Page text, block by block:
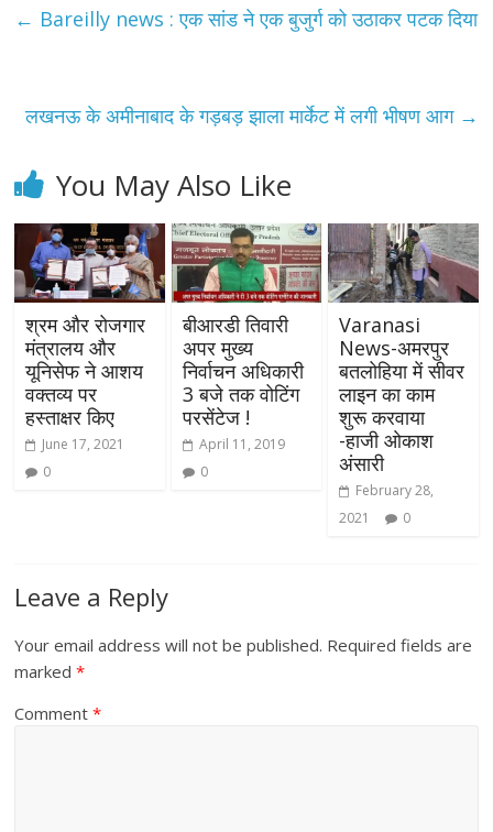
← Bareilly news : एक सांड ने एक बुजुर्ग को उठाकर पटक दिया
लखनऊ के अमीनाबाद के गड़बड़ झाला मार्केट में लगी भीषण आग →
You May Also Like
श्रम और रोजगार
मंत्रालय और
यूनिसेफ ने आशय
वक्तव्य पर
हस्ताक्षर किए
June 17, 2021
0
बीआरडी तिवारी
अपर मुख्य
निर्वाचन अधिकारी
3 बजे तक वोटिंग
परसेंटेज !
April 11, 2019
0
Varanasi
News-अमरपुर
बतलोहिया में सीवर
लाइन का काम
शुरू करवाया
-हाजी ओकाश
अंसारी
February 28,
2021
0
Leave a Reply
Your email address will not be published. Required fields are
marked*
Comment*